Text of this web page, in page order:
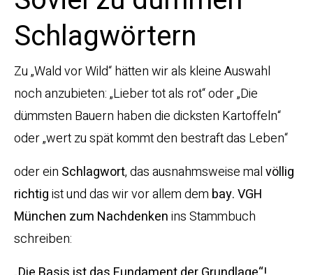
Schlagwörtern
Zu „Wald vor Wild“ hätten wir als kleine Auswahl
noch anzubieten: „Lieber tot als rot“ oder „Die
dümmsten Bauern haben die dicksten Kartoffeln“
oder „wert zu spät kommt den bestraft das Leben“
oder ein Schlagwort, das ausnahmsweise malvöllig
richtigist und das wir vor allem dem bay. VGH
München zum Nachdenkenins Stammbuch
schreiben: